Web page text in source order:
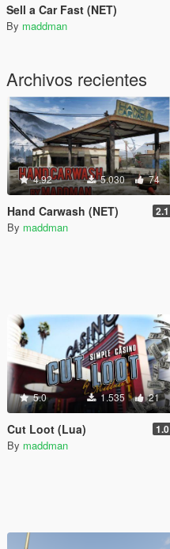
Sell a Car Fast (NET)
By maddman
Archivos recientes
4.92 5.030 74
Hand Carwash (NET) 2.1
By maddman
5.0 1.535 21
Cut Loot (Lua) 1.0
By maddman